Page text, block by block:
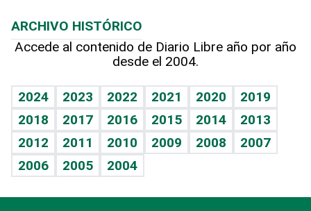
Hablando con el pediatra
Vida y familia
Eñe
Celebrando la vida
Sin complejos
En pocas palabras
Línea de hit
TBT Deportivo
Más firmas
Hecho en casa
Guía del dinero
Cumpleaños
Horóscopos
Crucigramas
ARCHIVO HISTÓRICO
Accede al contenido de Diario Libre año por año
desde el 2004.
2024 2023 2022 2021 2020
2019
2018
2017 2016 2015 2014
2013
2012
2011 2010 2009 2008
2007
2006
2005 2004